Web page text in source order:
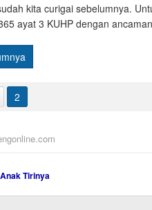
kita curigai sebelumnya.
ayat 3 KUHP dengan
2
Tirinya